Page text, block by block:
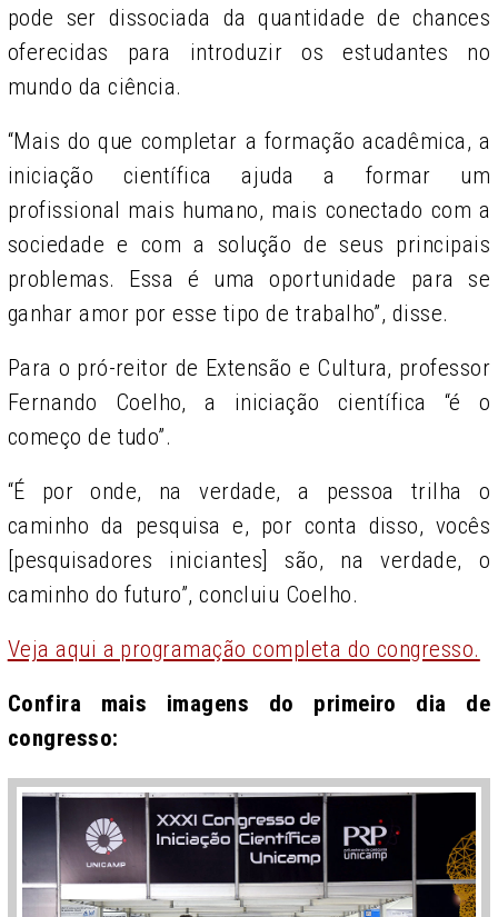
pode ser dissociada da quantidade de chances
oferecidas para introduzir os estudantes no
mundo da ciência.
“Mais do que completar a formação acadêmica, a
iniciação científica ajuda a formar um
profissional mais humano, mais conectado com a
sociedade e com a solução de seus principais
problemas. Essa é uma oportunidade para se
ganhar amor por esse tipo de trabalho”, disse.
Para o pró-reitor de Extensão e Cultura, professor
Fernando Coelho, a iniciação científica “é o
começo de tudo”.
“É por onde, na verdade, a pessoa trilha o
caminho da pesquisa e, por conta disso, vocês
[pesquisadores iniciantes] são, na verdade, o
caminho do futuro”, concluiu Coelho.
Veja aqui a programação completa do congresso.
Confira mais imagens do primeiro dia de
congresso: